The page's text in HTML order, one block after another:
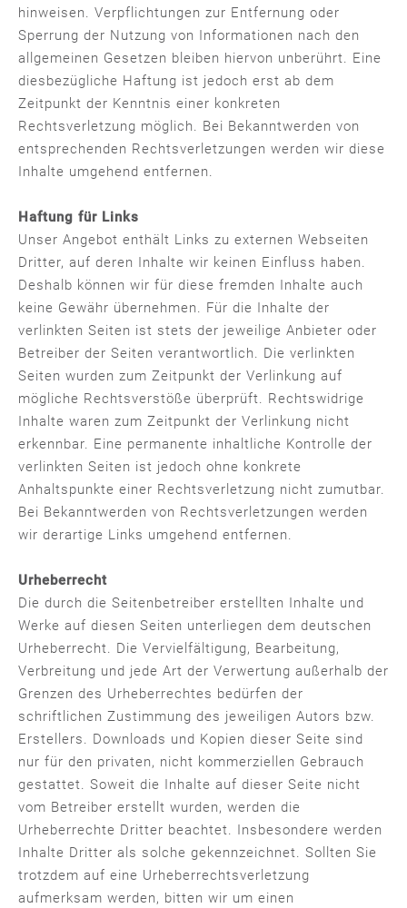
hinweisen. Verpflichtungen zur Entfernung oder
Sperrung der Nutzung von Informationen nach den
allgemeinen Gesetzen bleiben hiervon unberührt. Eine
diesbezügliche Haftung ist jedoch erst ab dem
Zeitpunkt der Kenntnis einer konkreten
Rechtsverletzung möglich. Bei Bekanntwerden von
entsprechenden Rechtsverletzungen werden wir diese
Inhalte umgehend entfernen.
Haftung für Links
Unser Angebot enthält Links zu externen Webseiten
Dritter, auf deren Inhalte wir keinen Einfluss haben.
Deshalb können wir für diese fremden Inhalte auch
keine Gewähr übernehmen. Für die Inhalte der
verlinkten Seiten ist stets der jeweilige Anbieter oder
Betreiber der Seiten verantwortlich. Die verlinkten
Seiten wurden zum Zeitpunkt der Verlinkung auf
mögliche Rechtsverstöße überprüft. Rechtswidrige
Inhalte waren zum Zeitpunkt der Verlinkung nicht
erkennbar. Eine permanente inhaltliche Kontrolle der
verlinkten Seiten ist jedoch ohne konkrete
Anhaltspunkte einer Rechtsverletzung nicht zumutbar.
Bei Bekanntwerden von Rechtsverletzungen werden
wir derartige Links umgehend entfernen.
Urheberrecht
Die durch die Seitenbetreiber erstellten Inhalte und
Werke auf diesen Seiten unterliegen dem deutschen
Urheberrecht. Die Vervielfältigung, Bearbeitung,
Verbreitung und jede Art der Verwertung außerhalb der
Grenzen des Urheberrechtes bedürfen der
schriftlichen Zustimmung des jeweiligen Autors bzw.
Erstellers. Downloads und Kopien dieser Seite sind
nur für den privaten, nicht kommerziellen Gebrauch
gestattet. Soweit die Inhalte auf dieser Seite nicht
vom Betreiber erstellt wurden, werden die
Urheberrechte Dritter beachtet. Insbesondere werden
Inhalte Dritter als solche gekennzeichnet. Sollten Sie
trotzdem auf eine Urheberrechtsverletzung
aufmerksam werden, bitten wir um einen